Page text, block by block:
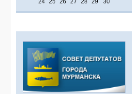
24 25 26 27 28 29 30